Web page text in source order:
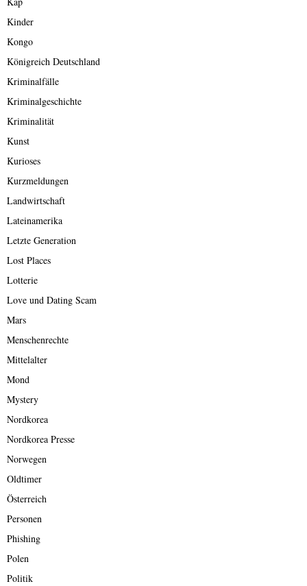
Kinder
Kongo
Königreich Deutschland
Kriminalfälle
Kriminalgeschichte
Kriminalität
Kunst
Kurioses
Kurzmeldungen
Landwirtschaft
Lateinamerika
Letzte Generation
Lost Places
Lotterie
Love und Dating Scam
Mars
Menschenrechte
Mittelalter
Mond
Mystery
Nordkorea
Nordkorea Presse
Norwegen
Oldtimer
Österreich
Personen
Phishing
Polen
Politik